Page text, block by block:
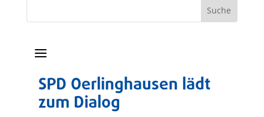
a
SPD Oerlinghausen lädt
zum Dialog